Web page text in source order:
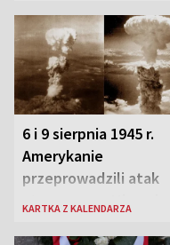
6 i 9 sierpnia 1945 r.
Amerykanie
przeprowadzili atak
atomowy na Hiroszimę
KARTKA Z KALENDARZA